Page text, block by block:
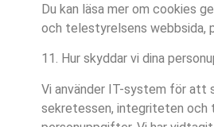
Du kan läsa mer om cookies
och telestyrelsens webbsida,
11. Hur skyddar vi dina
Vi använder IT-system för att
sekretessen, integriteten och